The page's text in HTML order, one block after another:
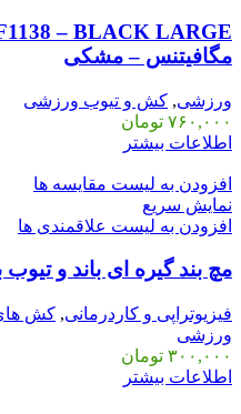
مگافیتنس – مشکی
ورزشی, کش و تیوب ورزشی
۷۶۰,۰۰۰ تومان
اطلاعات بیشتر
افزودن به لیست مقایسه ها
نمایش سریع
افزودن به لیست علاقمندی ها
مچ بند گیره ای باند و
فیزیوتراپی و کاردرمانی, کش
ورزشی
۳۰۰,۰۰۰ تومان
اطلاعات بیشتر